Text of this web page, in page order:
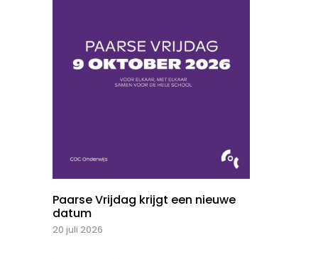
Paarse Vrijdag krijgt een nieuwe
datum
20 juli 2026